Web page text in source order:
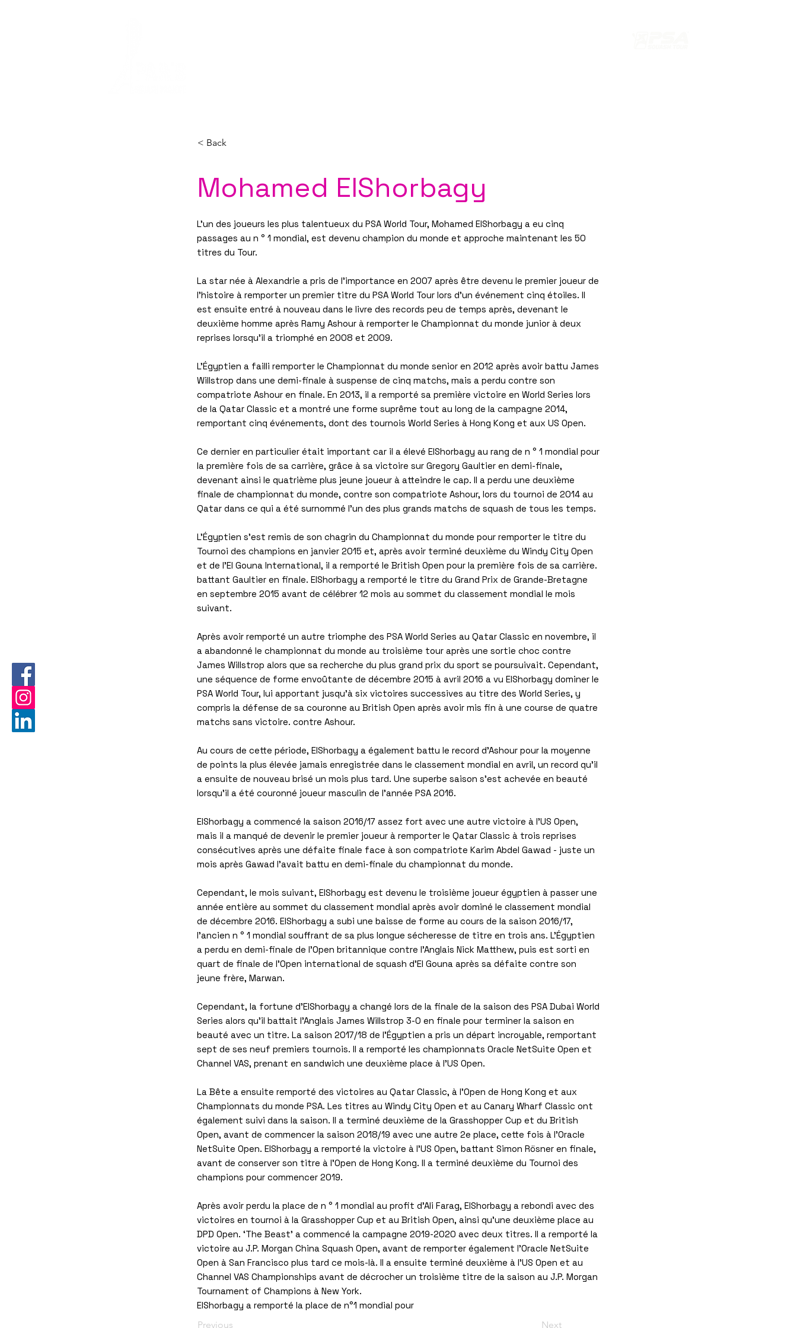
< Back
Mohamed ElShorbagy
L'un des joueurs les plus talentueux du PSA World Tour, Mohamed ElShorbagy a eu cinq
passages au n ° 1 mondial, est devenu champion du monde et approche maintenant les 50
titres du Tour.
La star née à Alexandrie a pris de l'importance en 2007 après être devenu le premier joueur de
l'histoire à remporter un premier titre du PSA World Tour lors d'un événement cinq étoiles. Il
est ensuite entré à nouveau dans le livre des records peu de temps après, devenant le
deuxième homme après Ramy Ashour à remporter le Championnat du monde junior à deux
reprises lorsqu'il a triomphé en 2008 et 2009.
L'Égyptien a failli remporter le Championnat du monde senior en 2012 après avoir battu James
Willstrop dans une demi-finale à suspense de cinq matchs, mais a perdu contre son
compatriote Ashour en finale. En 2013, il a remporté sa première victoire en World Series lors
de la Qatar Classic et a montré une forme suprême tout au long de la campagne 2014,
remportant cinq événements, dont des tournois World Series à Hong Kong et aux US Open.
Ce dernier en particulier était important car il a élevé ElShorbagy au rang de n ° 1 mondial pour
la première fois de sa carrière, grâce à sa victoire sur Gregory Gaultier en demi-finale,
devenant ainsi le quatrième plus jeune joueur à atteindre le cap. Il a perdu une deuxième
finale de championnat du monde, contre son compatriote Ashour, lors du tournoi de 2014 au
Qatar dans ce qui a été surnommé l'un des plus grands matchs de squash de tous les temps.
L'Égyptien s'est remis de son chagrin du Championnat du monde pour remporter le titre du
Tournoi des champions en janvier 2015 et, après avoir terminé deuxième du Windy City Open
et de l'El Gouna International, il a remporté le British Open pour la première fois de sa carrière.
battant Gaultier en finale. ElShorbagy a remporté le titre du Grand Prix de Grande-Bretagne
en septembre 2015 avant de célébrer 12 mois au sommet du classement mondial le mois
suivant.
Après avoir remporté un autre triomphe des PSA World Series au Qatar Classic en novembre, il
a abandonné le championnat du monde au troisième tour après une sortie choc contre
James Willstrop alors que sa recherche du plus grand prix du sport se poursuivait. Cependant,
une séquence de forme envoûtante de décembre 2015 à avril 2016 a vu ElShorbagy dominer le
PSA World Tour, lui apportant jusqu'à six victoires successives au titre des World Series, y
compris la défense de sa couronne au British Open après avoir mis fin à une course de quatre
matchs sans victoire. contre Ashour.
Au cours de cette période, ElShorbagy a également battu le record d'Ashour pour la moyenne
de points la plus élevée jamais enregistrée dans le classement mondial en avril, un record qu'il
a ensuite de nouveau brisé un mois plus tard. Une superbe saison s'est achevée en beauté
lorsqu'il a été couronné joueur masculin de l'année PSA 2016.
ElShorbagy a commencé la saison 2016/17 assez fort avec une autre victoire à l'US Open,
mais il a manqué de devenir le premier joueur à remporter le Qatar Classic à trois reprises
consécutives après une défaite finale face à son compatriote Karim Abdel Gawad - juste un
mois après Gawad l'avait battu en demi-finale du championnat du monde.
Cependant, le mois suivant, ElShorbagy est devenu le troisième joueur égyptien à passer une
année entière au sommet du classement mondial après avoir dominé le classement mondial
de décembre 2016. ElShorbagy a subi une baisse de forme au cours de la saison 2016/17,
l'ancien n ° 1 mondial souffrant de sa plus longue sécheresse de titre en trois ans. L'Égyptien
a perdu en demi-finale de l'Open britannique contre l'Anglais Nick Matthew, puis est sorti en
quart de finale de l'Open international de squash d'El Gouna après sa défaite contre son
jeune frère, Marwan.
Cependant, la fortune d'ElShorbagy a changé lors de la finale de la saison des PSA Dubai World
Series alors qu'il battait l'Anglais James Willstrop 3-0 en finale pour terminer la saison en
beauté avec un titre. La saison 2017/18 de l'Égyptien a pris un départ incroyable, remportant
sept de ses neuf premiers tournois. Il a remporté les championnats Oracle NetSuite Open et
Channel VAS, prenant en sandwich une deuxième place à l'US Open.
La Bête a ensuite remporté des victoires au Qatar Classic, à l'Open de Hong Kong et aux
Championnats du monde PSA. Les titres au Windy City Open et au Canary Wharf Classic ont
également suivi dans la saison. Il a terminé deuxième de la Grasshopper Cup et du British
Open, avant de commencer la saison 2018/19 avec une autre 2e place, cette fois à l'Oracle
NetSuite Open. ElShorbagy a remporté la victoire à l'US Open, battant Simon Rösner en finale,
avant de conserver son titre à l'Open de Hong Kong. Il a terminé deuxième du Tournoi des
champions pour commencer 2019.
Après avoir perdu la place de n ° 1 mondial au profit d'Ali Farag, ElShorbagy a rebondi avec des
victoires en tournoi à la Grasshopper Cup et au British Open, ainsi qu'une deuxième place au
DPD Open. ‘The Beast’ a commencé la campagne 2019-2020 avec deux titres. Il a remporté la
victoire au J.P. Morgan China Squash Open, avant de remporter également l'Oracle NetSuite
Open à San Francisco plus tard ce mois-là. Il a ensuite terminé deuxième à l'US Open et au
Channel VAS Championships avant de décrocher un troisième titre de la saison au J.P. Morgan
Tournament of Champions à New York.
ElShorbagy a remporté la place de n°1 mondial pour
Previous
Next